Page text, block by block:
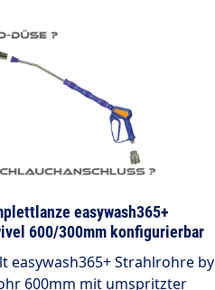
easywash365+
600/300mm konfigurierbar
easywash365+ Strahlrohre by
600mm mit umspritzter